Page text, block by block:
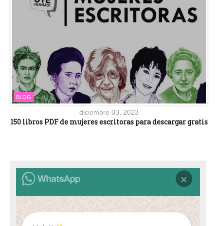
BLOG
diciembre 03, 2023
150 libros PDF de mujeres escritoras para descargar gratis